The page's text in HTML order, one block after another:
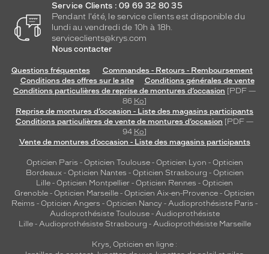
Service Clients : 09 69 32 80 35
Pendant l'été, le service clients est disponible du
lundi au vendredi de 10h à 18h.
serviceclients@krys.com
Nous contacter
Questions fréquentes
Commandes - Retours - Remboursement
Conditions des offres sur le site
Conditions générales de vente
Conditions particulières de reprise de montures d’occasion [PDF —
86 Ko]
Reprise de montures d’occasion - Liste des magasins participants
Conditions particulières de vente de montures d’occasion [PDF —
94 Ko]
Vente de montures d’occasion - Liste des magasins participants
Opticien Paris - Opticien Toulouse- Opticien Lyon - Opticien
Bordeaux- Opticien Nantes - Opticien Strasbourg - Opticien
Lille - Opticien Montpellier - Opticien Rennes - Opticien
Grenoble - Opticien Marseille - Opticien Aix-en-Provence - Opticien
Reims - Opticien Angers - Opticien Nancy - Audioprothésiste Paris -
Audioprothésiste Toulouse- Audioprothésiste
Lille- Audioprothésiste Strasbourg - Audioprothésiste Marseille
Krys, Opticien en ligne :